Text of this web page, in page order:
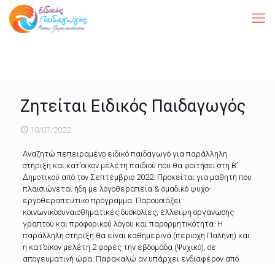
Ζητείται Ειδικός Παιδαγωγός
10/07/2022
Αναζητώ πεπειραμένο ειδικό παιδαγωγό για παράλληλη
στήριξη και κατ’οικον μελέτη παιδιού που θα φοιτήσει στη Β’
Δημοτικού από τον Σεπτέμβριο 2022. Προκείται για μαθητή που
πλαισιώνεται ήδη με λογοθεραπεία & ομαδικό ψυχο-
εργοθεραπευτικο πρόγραμμα. Παρουσιάζει
κοινωνικοσυναισθηματικές δυσκολίες, έλλειψη οργάνωσης
γραπτού και προφορικού λόγου και παρορμητικότητα. Η
παράλληλη στήριξη θα είναι καθημερινά (περιοχή Παλήνη) και
η κατ’οίκον μελέτη 2 φορές την εβδομάδα (Ψυχικό), σε
απογευματινή ώρα. Παρακαλώ αν υπάρχει ενδιαφέρον από